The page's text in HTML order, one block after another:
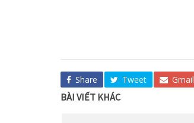
Share Tweet Gmail
BÀI VIẾT KHÁC